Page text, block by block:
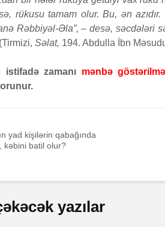
rükusu tamam olur. Bu, ən
Rəbbiyəl-Əla”, – desə, səcdələri
Səlat, 194. Abdulla İbn
istifadə zamanı mənbə
yad kişilərin qabağında
kəbini batil olur?
yazılar